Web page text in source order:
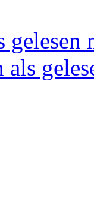
gelesen